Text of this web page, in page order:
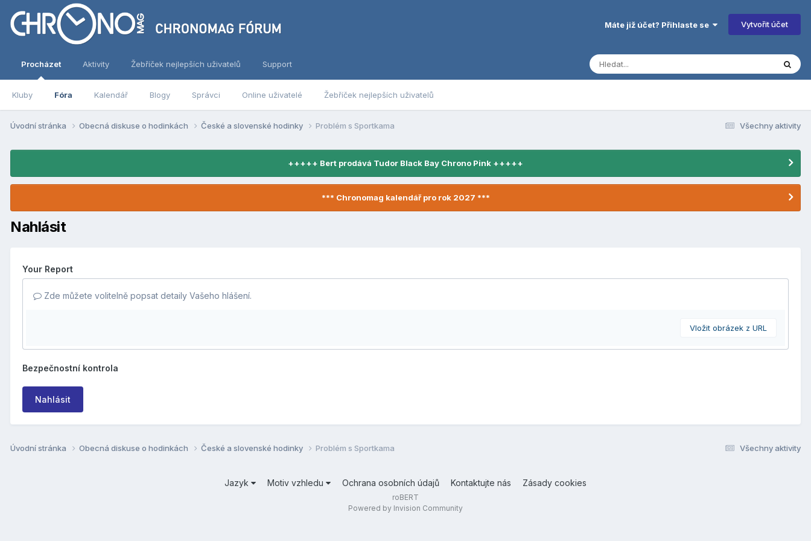
Máte již účet? Přihlaste se Vytvořit účet
Procházet
Kluby Fóra Kalendář Blogy Správci Online uživatelé Žebříček nejlepších uživatelů
Aktivity Žebříček nejlepších uživatelů Support
Všechny aktivity
Úvodní stránka Obecná diskuse o hodinkách České a slovenské hodinky Problém s Sportkama
+++++ Bert prodává Tudor Black Bay Chrono Pink +++++
*** Chronomag kalendář pro rok 2027 ***
Nahlásit
Your Report
Zde můžete volitelně popsat detaily Vašeho hlášení.
Vložit obrázek z URL
Bezpečnostní kontrola
Nahlásit
Všechny aktivity
Úvodní stránka Obecná diskuse o hodinkách České a slovenské hodinky Problém s Sportkama
Jazyk Motiv vzhledu Ochrana osobních údajů Kontaktujte nás Zásady cookies
roBERT
Powered by Invision Community